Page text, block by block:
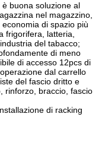
buona soluzione al
nel magazzino,
di spazio più
frigorifera, latteria,
del tabacco;
di meno
di accesso 12pcs di
dal carrello
del fascio dritto e
rinforzo, braccio, fascio
di racking